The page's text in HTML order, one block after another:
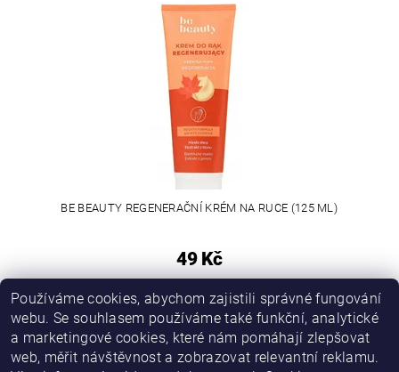
BE BEAUTY REGENERAČNÍ KRÉM NA RUCE (125 ML)
49 Kč
Používáme cookies, abychom zajistili správné fungování
webu. Se souhlasem používáme také funkční, analytické
a marketingové cookies, které nám pomáhají zlepšovat
web, měřit návštěvnost a zobrazovat relevantní reklamu.